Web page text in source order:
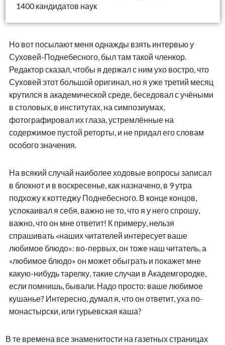
1400 кандидатов наук
Но вот посылают меня однажды взять интервью у
Суховей-Поднебесного, был там такой членкор.
Редактор сказал, чтобы я держал с ним ухо востро, что
Суховей этот большой оригинал, но я уже третий месяц
крутился в академической среде, беседовал с учёными
в столовых, в институтах, на симпозиумах,
фотографировал их глаза, устремлённые на
содержимое пустой реторты, и не придал его словам
особого значения.
На всякий случай наиболее ходовые вопросы записал
в блокнот и в воскресенье, как назначено, в 9 утра
подхожу к коттеджу Поднебесного. В конце концов,
успокаивал я себя, важно не то, что я у него спрошу,
важно, что он мне ответит! К примеру, нельзя
спрашивать «наших читателей интересует ваше
любимое блюдо»: во-первых, он тоже наш читатель, а
«любимое блюдо» он может обыграть и покажет мне
какую-нибудь тарелку, такие случаи в Академгородке,
если помнишь, бывали. Надо просто: ваше любимое
кушанье? Интересно, думал я, что он ответит, уха по-
монастырски, или гурьевская каша?
В те времена все знаменитости на газетных страницах